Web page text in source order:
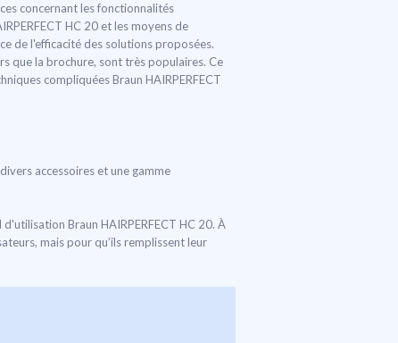
concernant les fonctionnalités
HC 20 et les moyens de
de l'efficacité des solutions proposées.
que la brochure, sont très populaires. Ce
compliquées Braun HAIRPERFECT
accessoires et une gamme
Braun HAIRPERFECT HC 20. À
mais pour qu’ils remplissent leur